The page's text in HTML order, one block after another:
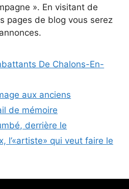
». En visitant de
pages de blog vous serez
De Chalons-En-
aux anciens
de mémoire
derrière le
l’«artiste» qui veut faire le